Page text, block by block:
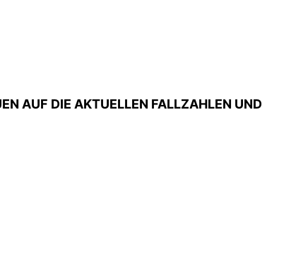
AUF DIE AKTUELLEN FALLZAHLEN UND